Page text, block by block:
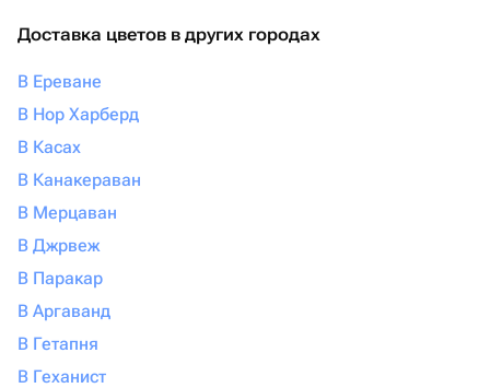
Доставка цветов в других городах
В Ереване
В Нор Харберд
В Касах
В Канакераван
В Мерцаван
В Джрвеж
В Паракар
В Аргаванд
В Гетапня
В Геханист